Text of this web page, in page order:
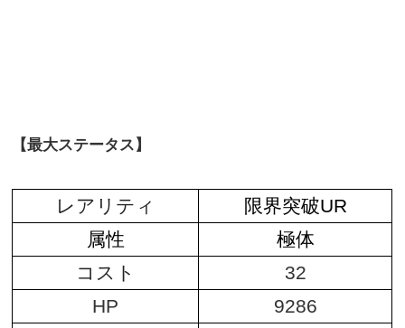
【最大ステータス】
レアリティ
限界突破UR
属性
極体
コスト
32
HP
9286